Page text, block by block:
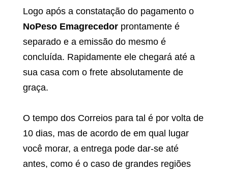
Logo após a constatação do pagamento o
NoPeso Emagrecedor prontamente é
separado e a emissão do mesmo é
concluída. Rapidamente ele chegará até a
sua casa com o frete absolutamente de
graça.
O tempo dos Correios para tal é por volta de
10 dias, mas de acordo de em qual lugar
você morar, a entrega pode dar-se até
antes, como é o caso de grandes regiões